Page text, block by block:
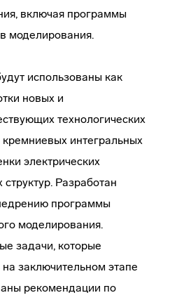
включая программы
моделирования.
использованы как
новых и
технологических
интегральных
электрических
Разработан
программы
моделирования.
задачи, которые
заключительном этапе
рекомендации по